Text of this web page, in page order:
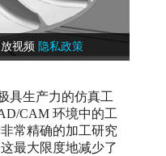
视频 隐私政策
具生产力的仿真工
CAM 环境中的工
常精确的加工研究
最大限度地减少了